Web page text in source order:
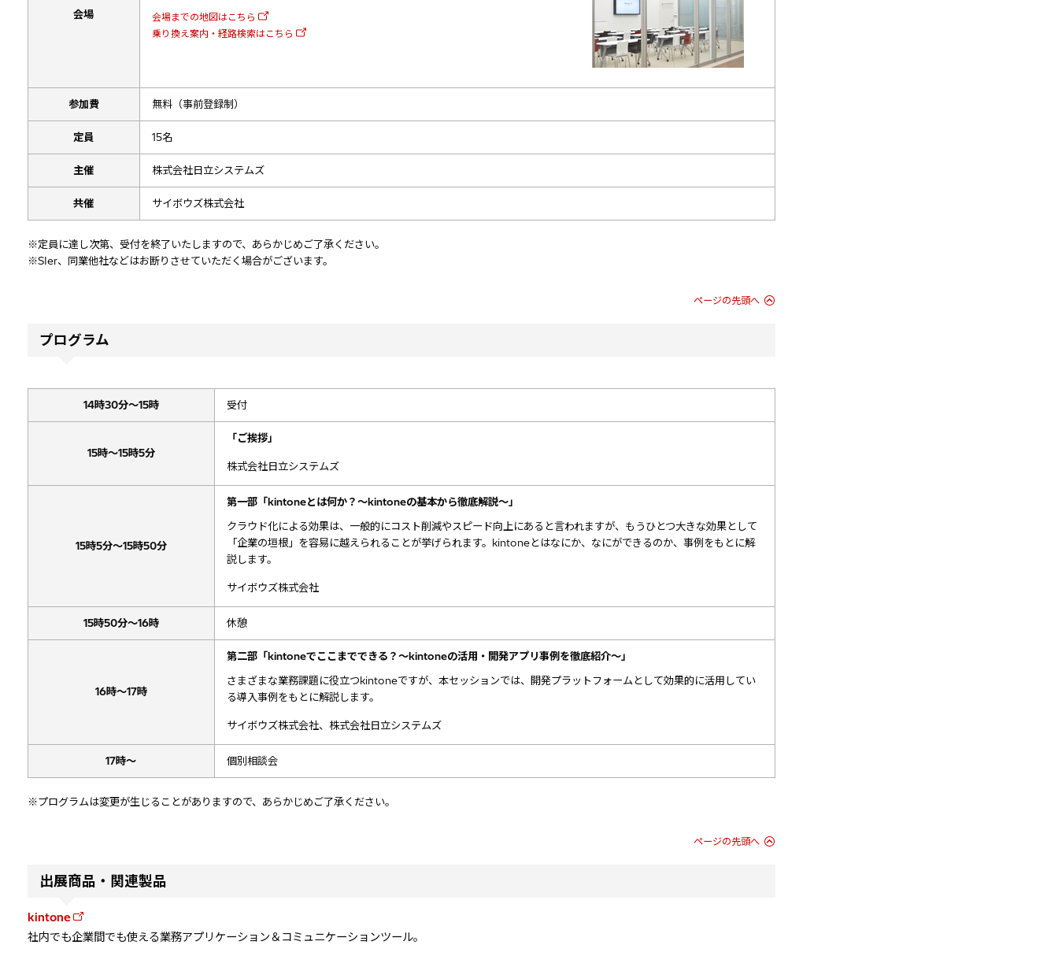
会場
会場までの地図はこちら
乗り換え案内・経路検索はこちら
参加費 無料（事前登録制）
定員 15名
主催 株式会社日立システムズ
共催 サイボウズ株式会社
※定員に達し次第、受付を終了いたしますので、あらかじめご了承ください。
※SIer、同業他社などはお断りさせていただく場合がございます。
ページの先頭へ
プログラム
14時30分～15時 受付
15時～15時5分
「ご挨拶」
株式会社日立システムズ
15時5分～15時50分
第一部「kintoneとは何か？～kintoneの基本から徹底解説～」
クラウド化による効果は、一般的にコスト削減やスピード向上にあると言われますが、もうひとつ大きな効果として
「企業の垣根」を容易に越えられることが挙げられます。kintoneとはなにか、なにができるのか、事例をもとに解
説します。
サイボウズ株式会社
15時50分～16時 休憩
16時～17時
第二部「kintoneでここまでできる？～kintoneの活用・開発アプリ事例を徹底紹介～」
さまざまな業務課題に役立つkintoneですが、本セッションでは、開発プラットフォームとして効果的に活用してい
る導入事例をもとに解説します。
サイボウズ株式会社、株式会社日立システムズ
17時～ 個別相談会
※プログラムは変更が生じることがありますので、あらかじめご了承ください。
ページの先頭へ
出展商品・関連製品
kintone
社内でも企業間でも使える業務アプリケーション＆コミュニケーションツール。